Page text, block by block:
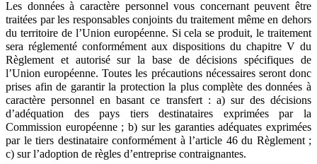
Les données à caractère personnel vous concernant peuvent être
traitées par les responsables conjoints du traitement même en dehors
du territoire de l’Union européenne. Si cela se produit, le traitement
sera réglementé conformément aux dispositions du chapitre V du
Règlement et autorisé sur la base de décisions spécifiques de
l’Union européenne. Toutes les précautions nécessaires seront donc
prises afin de garantir la protection la plus complète des données à
caractère personnel en basant ce transfert : a) sur des décisions
d’adéquation des pays tiers destinataires exprimées par la
Commission européenne ; b) sur les garanties adéquates exprimées
par le tiers destinataire conformément à l’article 46 du Règlement ;
c) sur l’adoption de règles d’entreprise contraignantes.